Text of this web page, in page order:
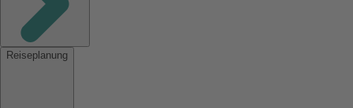
Reiseplanung